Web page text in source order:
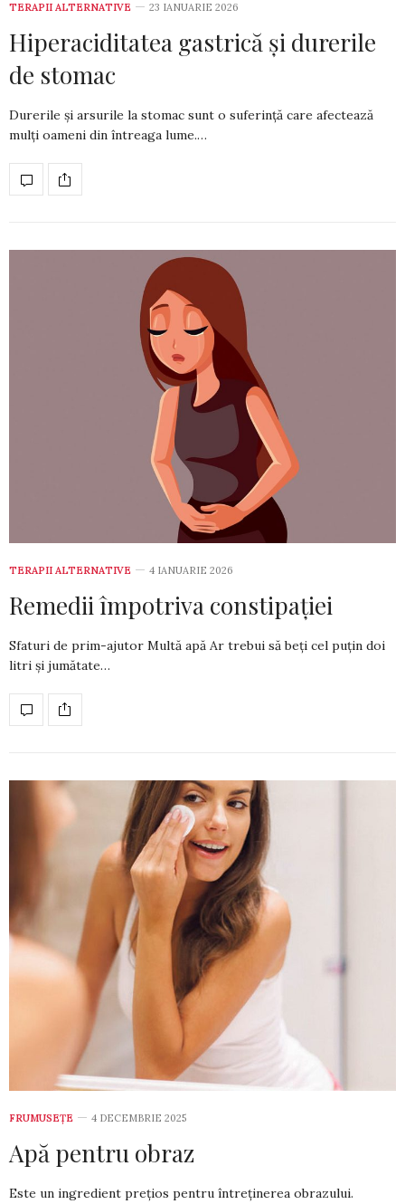
TERAPII ALTERNATIVE 23 IANUARIE 2026
Hiperaciditatea gastrică și durerile
de stomac
Durerile și arsurile la stomac sunt o su­ferință care afectează
mulți oa­meni din întreaga lume.…
TERAPII ALTERNATIVE 4 IANUARIE 2026
Remedii împotriva constipației
Sfaturi de prim-ajutor Multă apă Ar trebui să beți cel puțin doi
litri și jumătate…
FRUMUSEȚE 4 DECEMBRIE 2025
Apă pentru obraz
Este un ingre­dient preţios pen­tru întreţinerea obra­zului.